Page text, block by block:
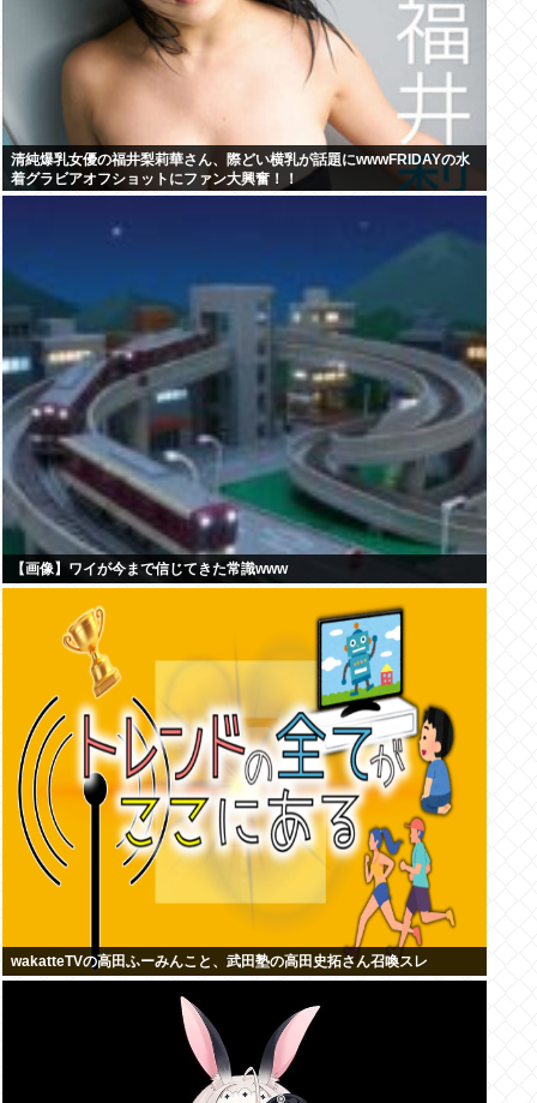
清純爆乳女優の福井梨莉華さん、際どい横乳が話題にwwwFRIDAYの水
着グラビアオフショットにファン大興奮！！
【画像】ワイが今まで信じてきた常識www
wakatteTVの高田ふーみんこと、武田塾の高田史拓さん召喚スレ